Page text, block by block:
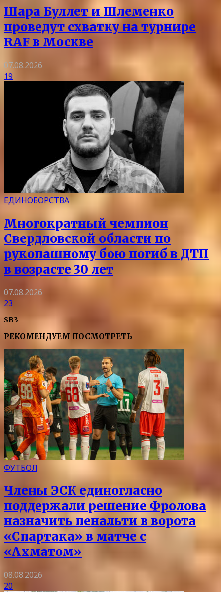
Шара Буллет и Шлеменко
проведут схватку на турнире
RAF в Москве
07.08.2026
19
ЕДИНОБОРСТВА
Многократный чемпион
Свердловской области по
рукопашному бою погиб в ДТП
в возрасте 30 лет
07.08.2026
23
SB3
РЕКОМЕНДУЕМ ПОСМОТРЕТЬ
ФУТБОЛ
Члены ЭСК единогласно
поддержали решение Фролова
назначить пенальти в ворота
«Спартака» в матче с
«Ахматом»
08.08.2026
20